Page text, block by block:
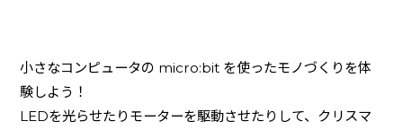
小さなコンピュータの micro:bit を使ったモノづくりを体
験しよう！
LEDを光らせたりモーターを駆動させたりして、クリスマ